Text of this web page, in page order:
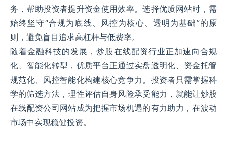
务，帮助投资者提升资金使用效率。选择优质网站时，需
始终坚守“合规为底线、风控为核心、透明为基础”的原
则，避免盲目追求高杠杆与低费率。
随着金融科技的发展，炒股在线配资行业正加速向合规
化、智能化转型，优质平台正通过实盘透明化、资金托管
规范化、风控智能化构建核心竞争力。投资者只需掌握科
学的筛选方法，理性评估自身风险承受能力，就能让炒股
在线配资公司网站成为把握市场机遇的有力助力，在波动
市场中实现稳健投资。